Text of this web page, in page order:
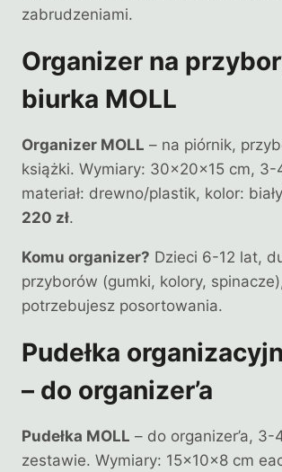
zabrudzeniami.
Organizer na
biurka MOLL
Organizer MOLL – na piórnik,
książki. Wymiary: 30×20×15 cm, 3-
materiał: drewno/plastik, kolor:
220 zł.
Komu organizer? Dzieci 6-12 lat,
przyborów (gumki, kolory,
potrzebujesz posortowania.
Pudełka
– do organizer’a
Pudełka MOLL – do organizer’a, 3-
zestawie. Wymiary: 15×10×8 cm